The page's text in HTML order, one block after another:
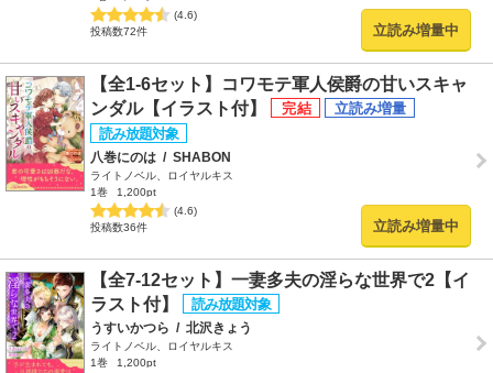
(4.6)
投稿数72件
立読み増量中
【全1-6セット】コワモテ軍人侯爵の甘いスキャ
ンダル【イラスト付】
八巻にのは / SHABON
ライトノベル、ロイヤルキス
1巻
1,200pt
(4.6)
投稿数36件
立読み増量中
【全7-12セット】一妻多夫の淫らな世界で2【イ
ラスト付】
うすいかつら / 北沢きょう
ライトノベル、ロイヤルキス
1巻
1,200pt